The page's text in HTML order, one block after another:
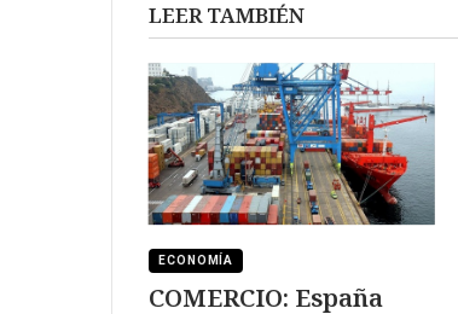
LEER TAMBIÉN
ECONOMÍA
COMERCIO: España